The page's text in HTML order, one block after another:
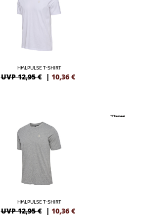
HMLPULSE T-SHIRT
UVP 12,95 € | 10,36 €
HMLPULSE T-SHIRT
UVP 12,95 € | 10,36 €